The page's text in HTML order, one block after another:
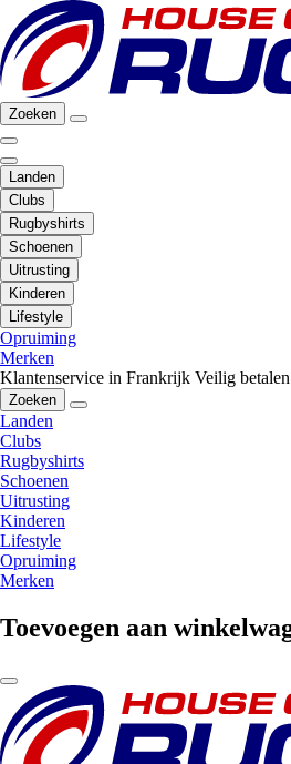
Zoeken
Landen
Clubs
Rugbyshirts
Schoenen
Uitrusting
Kinderen
Lifestyle
Opruiming
Merken
Klantenservice in Frankrijk Veilig betalen
Zoeken
Landen
Clubs
Rugbyshirts
Schoenen
Uitrusting
Kinderen
Lifestyle
Opruiming
Merken
Toevoegen aan